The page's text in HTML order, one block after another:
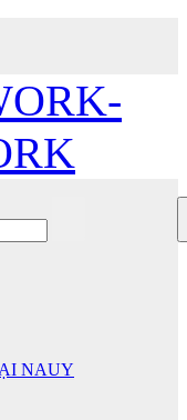
NAUY